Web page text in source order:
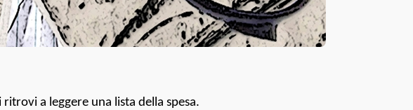
ritrovi a leggere una lista della spesa.